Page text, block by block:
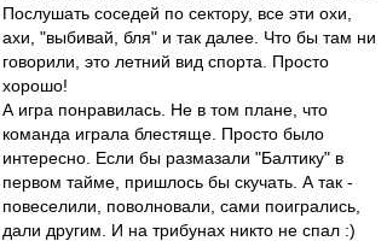
Послушать соседей по сектору, все эти охи,
ахи, "выбивай, бля" и так далее. Что бы там ни
говорили, это летний вид спорта. Просто
хорошо!
А игра понравилась. Не в том плане, что
команда играла блестяще. Просто было
интересно. Если бы размазали "Балтику" в
первом тайме, пришлось бы скучать. А так -
повеселили, поволновали, сами поигрались,
дали другим. И на трибунах никто не спал :)